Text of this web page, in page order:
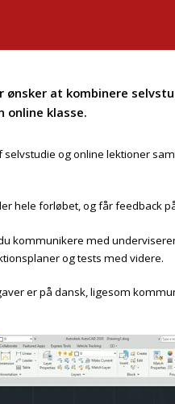
ønsker at kombinere
online klasse.
og online lektioner
hele forløbet, og får feedback
kommunikere med
og tests med videre.
er på dansk, ligesom